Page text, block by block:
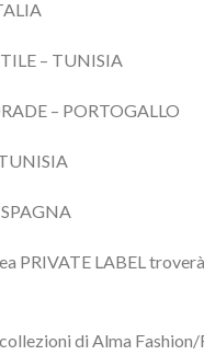
– TUNISIA
– PORTOGALLO
PRIVATE LABEL
di Alma